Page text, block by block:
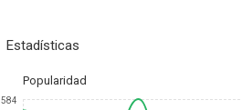
Estadísticas
Popularidad
584